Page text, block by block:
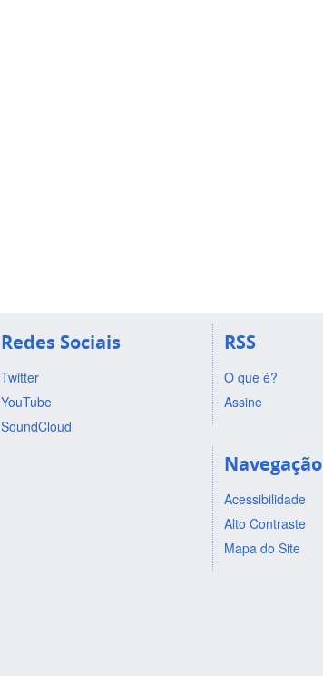
Redes Sociais
Twitter
YouTube
SoundCloud
RSS
O que é?
Assine
Navegação
Acessibilidade
Alto Contraste
Mapa do Site